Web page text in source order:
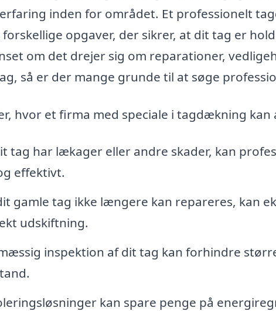
inden for området. Et professionelt
opgaver, der sikrer, at dit tag er
om det drejer sig om reparationer,
så er der mange grunde til at søge
hvor et firma med speciale i tagdækning kan
tag har lækager eller andre skader, kan
effektivt.
gamle tag ikke længere kan repareres, kan
udskiftning.
inspektion af dit tag kan forhindre
kan spare penge på